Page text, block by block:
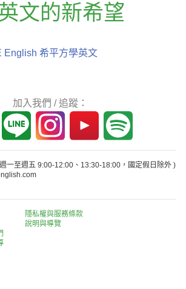
文的新希望
English 希平方學英文
加入我們 / 追蹤：
一至週五 9:00-12:00、13:30-18:00，國定假日除外 )
隱私權與服務條款
說明與導覽